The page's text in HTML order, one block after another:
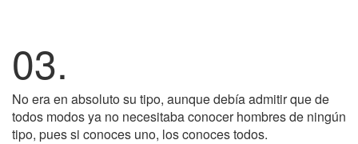
03.
No era en absoluto su tipo, aunque debía admitir que de
todos modos ya no necesitaba conocer hombres de ningún
tipo, pues si conoces uno, los conoces todos.